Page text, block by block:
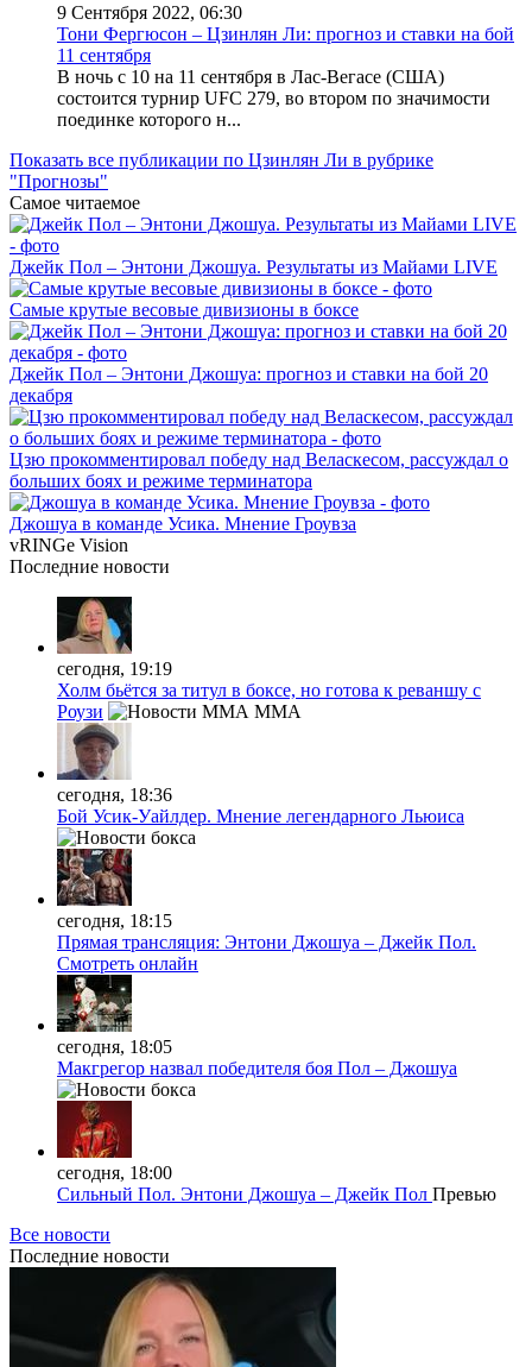
9 Сентября 2022, 06:30
Тони Фергюсон – Цзинлян Ли: прогноз и ставки на бой
11 сентября
В ночь с 10 на 11 сентября в Лас-Вегасе (США)
состоится турнир UFC 279, во втором по значимости
поединке которого н...
Показать все публикации по Цзинлян Ли в рубрике
"Прогнозы"
Самое читаемое
Джейк Пол – Энтони Джошуа. Результаты из Майами LIVE
Самые крутые весовые дивизионы в боксе
Джейк Пол – Энтони Джошуа: прогноз и ставки на бой 20
декабря
Цзю прокомментировал победу над Веласкесом, рассуждал о
больших боях и режиме терминатора
Джошуа в команде Усика. Мнение Гроувза
vRINGe Vision
Последние новости
сегодня, 19:19
Холм бьётся за титул в боксе, но готова к реваншу с
Роузи
MMA
сегодня, 18:36
Бой Усик-Уайлдер. Мнение легендарного Льюиса
сегодня, 18:15
Прямая трансляция: Энтони Джошуа – Джейк Пол.
Смотреть онлайн
сегодня, 18:05
Макгрегор назвал победителя боя Пол – Джошуа
сегодня, 18:00
Сильный Пол. Энтони Джошуа – Джейк Пол Превью
Все новости
Последние новости